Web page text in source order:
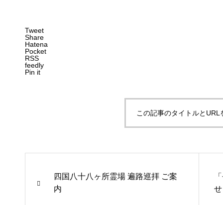
Tweet
Share
Hatena
Pocket
RSS
feedly
Pin it
この記事のタイトルとURL
四国八十八ヶ所霊場 遍路巡拝 ご案
内
せ